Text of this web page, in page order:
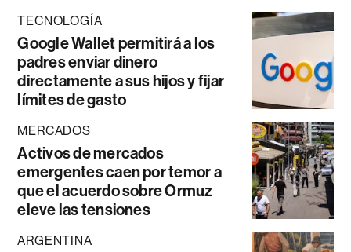
TECNOLOGÍA
Google Wallet permitirá a los
padres enviar dinero
directamente a sus hijos y fijar
límites de gasto
MERCADOS
Activos de mercados
emergentes caen por temor a
que el acuerdo sobre Ormuz
eleve las tensiones
ARGENTINA